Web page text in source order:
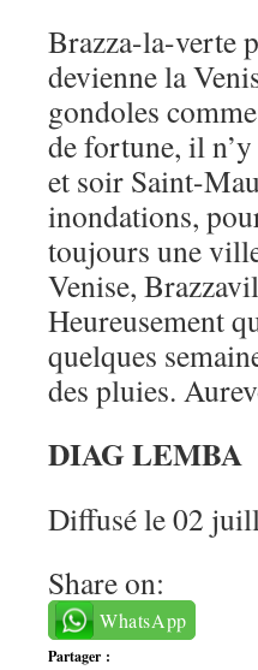
Brazza-la-verte
devienne la
gondoles
de fortune, il
et soir Saint-
inondations,
toujours une
Venise,
Heureu­sement
quelques
des pluies.
DIAG LEMBA
Diffusé le 02
Share on:
WhatsApp
Partager :